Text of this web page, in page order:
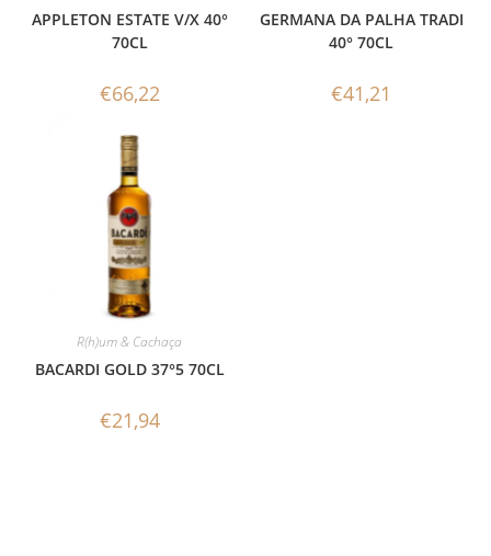
APPLETON ESTATE V/X 40°
70CL
€66,22
GERMANA DA PALHA TRADI
40° 70CL
€41,21
R(h)um & Cachaça
BACARDI GOLD 37°5 70CL
€21,94